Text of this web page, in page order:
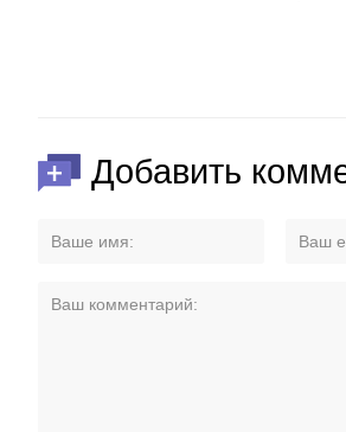
Добавить